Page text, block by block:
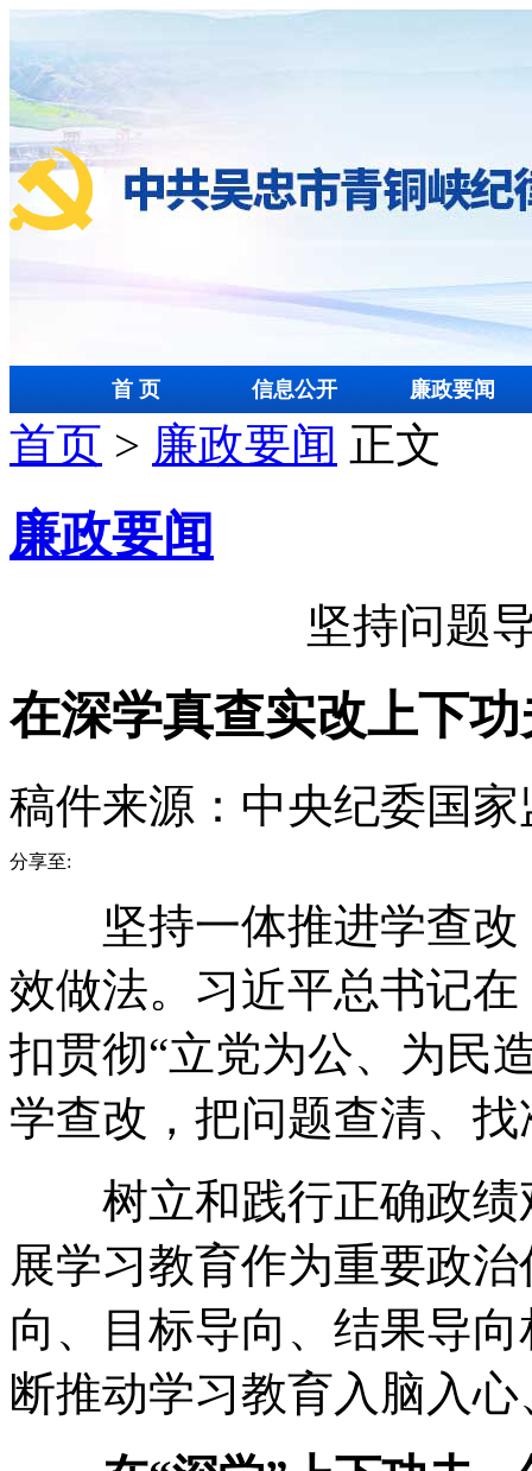
首 页 信息公开 廉政要闻
首页 > 廉政要闻 正文
廉政要闻
坚持问题
在深学真查实改上下
稿件来源：中央纪委国
分享至:
坚持一体推进学查改
效做法。习近平总书记
扣贯彻“立党为公、为民
学查改，把问题查清、
树立和践行正确政绩
展学习教育作为重要政
向、目标导向、结果导
断推动学习教育入脑入